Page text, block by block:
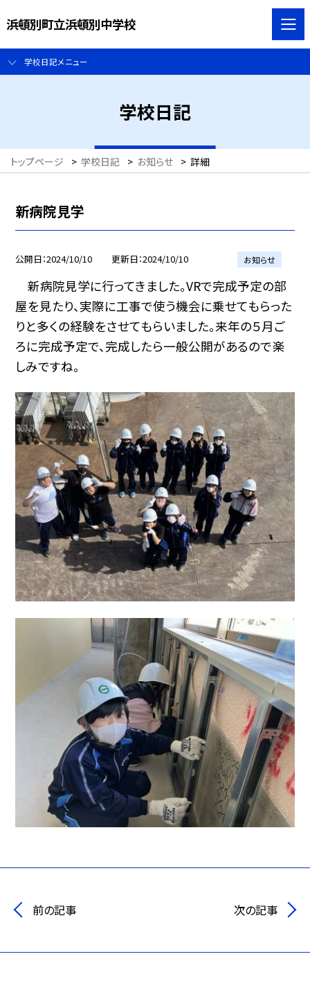
浜頓別町立浜頓別中学校
学校日記メニュー
学校日記
トップページ > 学校日記 > お知らせ > 詳細
新病院見学
公開日 2024/10/10 更新日 2024/10/10 お知らせ
新病院見学に行ってきました。VRで完成予定の部
屋を見たり、実際に工事で使う機会に乗せてもらった
りと多くの経験をさせてもらいました。来年の５月ご
ろに完成予定で、完成したら一般公開があるので楽
しみですね。
前の記事 次の記事